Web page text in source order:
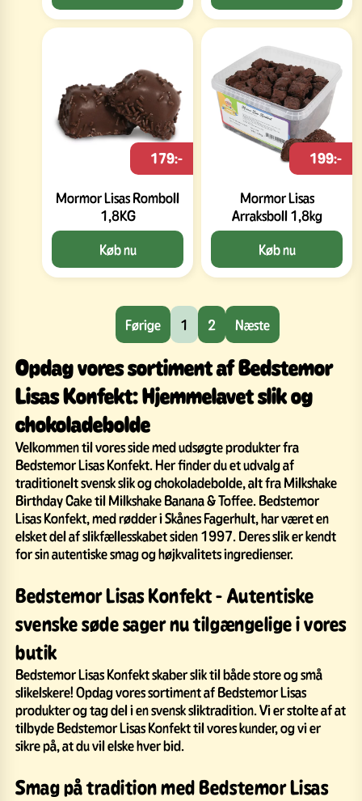
Mormor Lisas Romboll
1,8KG
179:-
Køb nu
Mormor Lisas
Arraksboll 1,8kg
199:-
Køb nu
Førige 1 2 Næste
Opdag vores sortiment af Bedstemor
Lisas Konfekt: Hjemmelavet slik og
chokoladebolde
Velkommen til vores side med udsøgte produkter fra
Bedstemor Lisas Konfekt. Her finder du et udvalg af
traditionelt svensk slik og chokoladebolde, alt fra Milkshake
Birthday Cake til Milkshake Banana & Toffee. Bedstemor
Lisas Konfekt, med rødder i Skånes Fagerhult, har været en
elsket del af slikfællesskabet siden 1997. Deres slik er kendt
for sin autentiske smag og højkvalitets ingredienser.
Bedstemor Lisas Konfekt - Autentiske
svenske søde sager nu tilgængelige i vores
butik
Bedstemor Lisas Konfekt skaber slik til både store og små
slikelskere! Opdag vores sortiment af Bedstemor Lisas
produkter og tag del i en svensk sliktradition. Vi er stolte af at
tilbyde Bedstemor Lisas Konfekt til vores kunder, og vi er
sikre på, at du vil elske hver bid.
Smag på tradition med Bedstemor Lisas